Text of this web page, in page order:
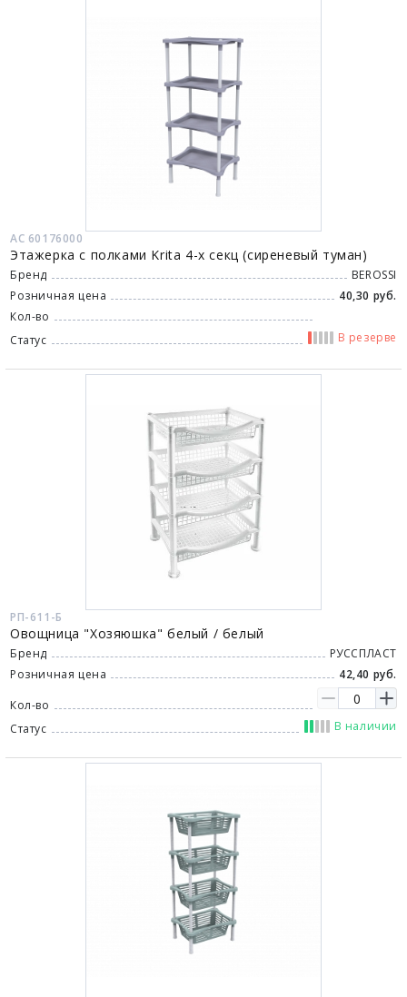
АС 60176000
Этажерка с полками Krita 4-х секц (сиреневый туман)
Бренд
BEROSSI
Розничная цена
40,30 руб.
Кол-во
Статус
В резерве
РП-611-Б
Овощница "Хозяюшка" белый / белый
Бренд
РУССПЛАСТ
Розничная цена
42,40 руб.
Кол-во
Статус
В наличии